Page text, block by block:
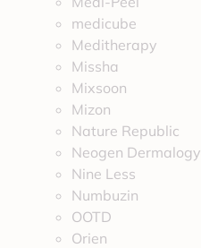
medicube
Meditherapy
Missha
Mixsoon
Mizon
Nature Republic
Neogen Dermalogy
Nine Less
Numbuzin
OOTD
Orien